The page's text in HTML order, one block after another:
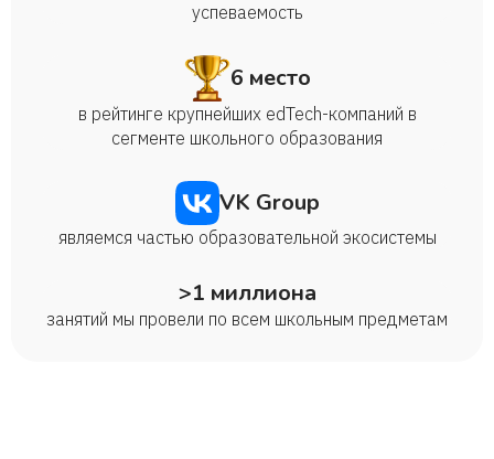
успеваемость
6 место
в рейтинге крупнейших edTech-компаний в
сегменте школьного образования
VK Group
являемся частью образовательной экосистемы
>1 миллиона
занятий мы провели по всем школьным предметам